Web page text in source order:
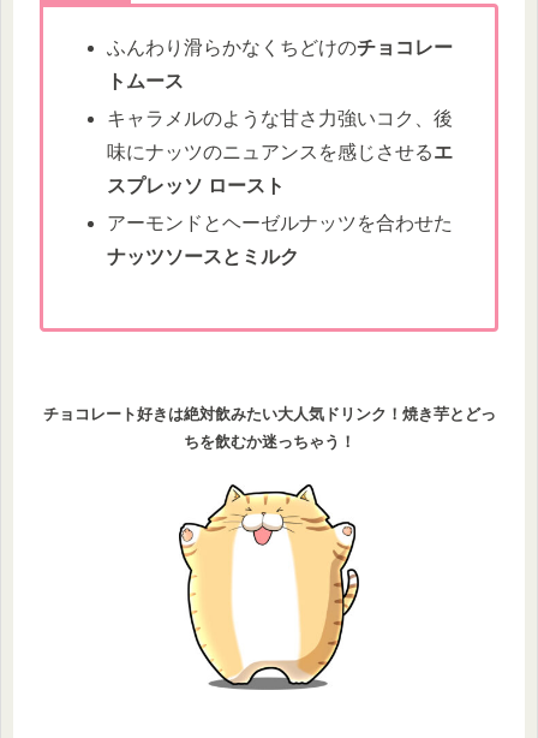
ふんわり滑らかなくちどけのチョコレー
トムース
キャラメルのような甘さ力強いコク、後
味にナッツのニュアンスを感じさせるエ
スプレッソ ロースト
アーモンドとヘーゼルナッツを合わせた
ナッツソースとミルク
チョコレート好きは絶対飲みたい大人気ドリンク！焼き芋とどっ
ちを飲むか迷っちゃう！